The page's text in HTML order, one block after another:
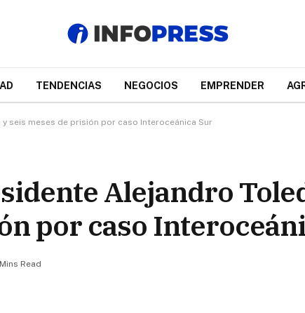
TENDENCIAS NEGOCIOS EMPRENDER
seis meses de prisión por caso Interoceánica Sur
Alejandro
por caso
Read